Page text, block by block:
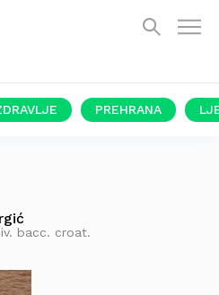
PREHRANA
bacc. croat.